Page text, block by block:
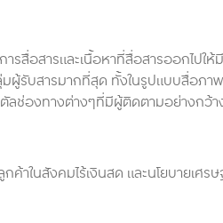
รสื่อสารและเนื้อหาที่สื่อสารออกไป
ผู้รับสารมากที่สุด ทั้งในรูปแบบสื่อภ
ช่องทางต่างๆที่มีผู้ติดตามอย่างกว้า
าในสังคมไร้เงินสด และนโยบายเศร